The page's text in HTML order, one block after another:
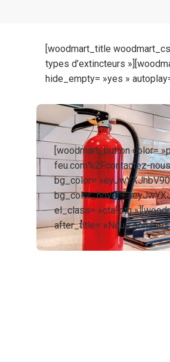
[woodmart_title
types d’extincteurs
hide_empty= »yes »
[woodmart_button color=
feu.com%2Fcontactez-
bg_color=
bg_color_hover=
el_class= »cta-btn
after_title= »Nous